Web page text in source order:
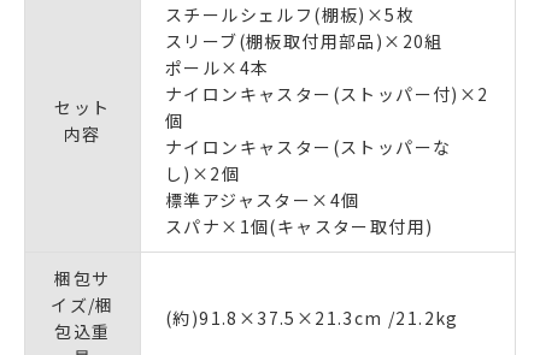
セット
内容
スチールシェルフ(棚板)×5枚
スリーブ(棚板取付用部品)×20組
ポール×4本
ナイロンキャスター(ストッパー付)×2
個
ナイロンキャスター(ストッパーな
し)×2個
標準アジャスター×4個
スパナ×1個(キャスター取付用)
梱包サ
イズ/梱
包込重
(約)91.8×37.5×21.3cm /21.2kg